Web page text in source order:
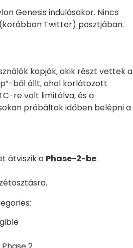
Genesis indulásakor. Nincs
Twitter) posztjában.
kapják, akik részt vettek a
ből állt, ahol korlátozott
re volt limitálva, és a
próbáltak időben belépni a
átviszik a Phase-2-be.